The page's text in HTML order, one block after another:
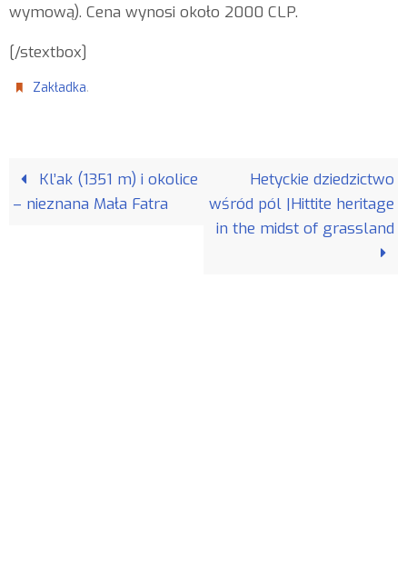
wymową). Cena wynosi około 2000 CLP.
[/stextbox]
Zakładka.
Kl’ak (1351 m) i okolice
– nieznana Mała Fatra
Hetyckie dziedzictwo
wśród pól |Hittite heritage
in the midst of grassland